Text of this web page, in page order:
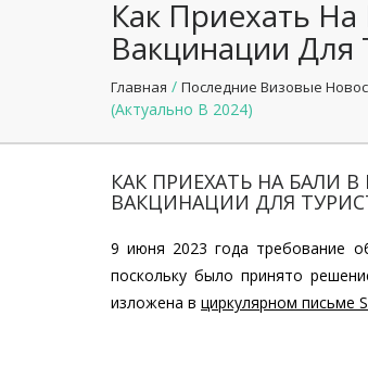
Как Приехать
Вакцинации Для
Главная / Последние Визовые
(актуально В 2024)
КАК ПРИЕХАТЬ НА БАЛИ
ВАКЦИНАЦИИ ДЛЯ
9 июня 2023 года требование
поскольку было принято
изложена в циркулярном письме